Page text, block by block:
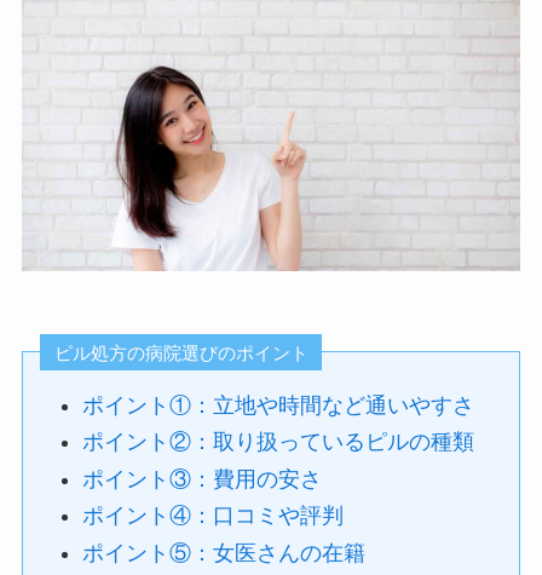
ピル処方の病院選びのポイント
ポイント①：立地や時間など通いやすさ
ポイント②：取り扱っているピルの種類
ポイント③：費用の安さ
ポイント④：口コミや評判
ポイント⑤：女医さんの在籍